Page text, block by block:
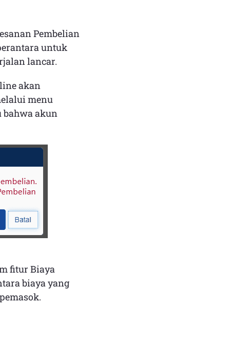
Pembelian
untuk
lancar.
akan
menu
bahwa akun
fitur Biaya
biaya yang